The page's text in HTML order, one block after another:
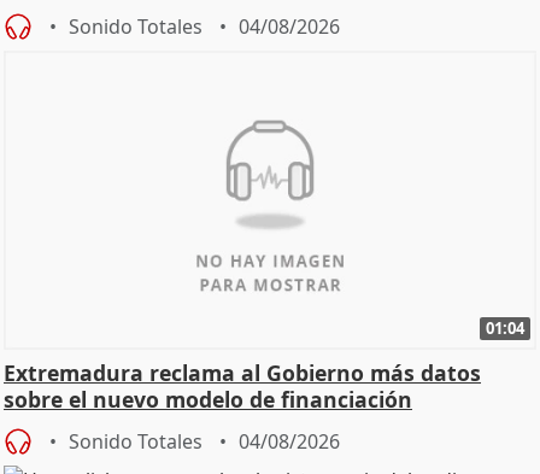
Sonido Totales 04/08/2026
01:04
Extremadura reclama al Gobierno más datos
sobre el nuevo modelo de financiación
Sonido Totales 04/08/2026